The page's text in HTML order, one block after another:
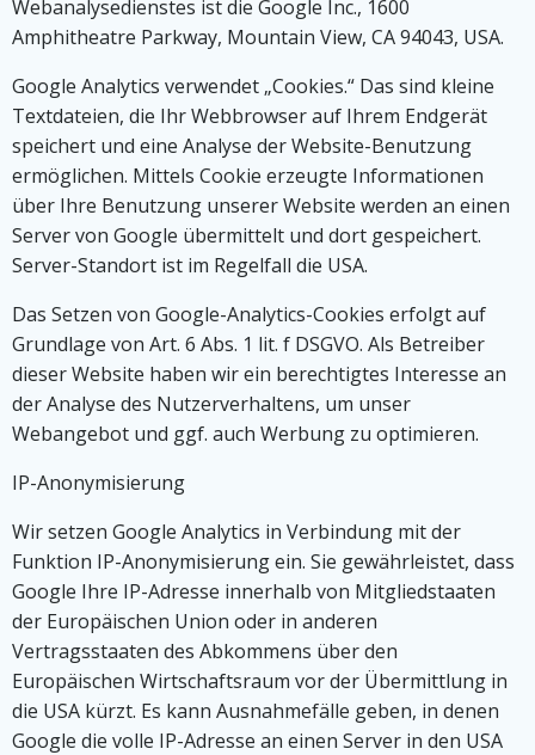
Webanalysedienstes ist die Google Inc., 1600
Amphitheatre Parkway, Mountain View, CA 94043, USA.
Google Analytics verwendet „Cookies.“ Das sind kleine
Textdateien, die Ihr Webbrowser auf Ihrem Endgerät
speichert und eine Analyse der Website-Benutzung
ermöglichen. Mittels Cookie erzeugte Informationen
über Ihre Benutzung unserer Website werden an einen
Server von Google übermittelt und dort gespeichert.
Server-Standort ist im Regelfall die USA.
Das Setzen von Google-Analytics-Cookies erfolgt auf
Grundlage von Art. 6 Abs. 1 lit. f DSGVO. Als Betreiber
dieser Website haben wir ein berechtigtes Interesse an
der Analyse des Nutzerverhaltens, um unser
Webangebot und ggf. auch Werbung zu optimieren.
IP-Anonymisierung
Wir setzen Google Analytics in Verbindung mit der
Funktion IP-Anonymisierung ein. Sie gewährleistet, dass
Google Ihre IP-Adresse innerhalb von Mitgliedstaaten
der Europäischen Union oder in anderen
Vertragsstaaten des Abkommens über den
Europäischen Wirtschaftsraum vor der Übermittlung in
die USA kürzt. Es kann Ausnahmefälle geben, in denen
Google die volle IP-Adresse an einen Server in den USA